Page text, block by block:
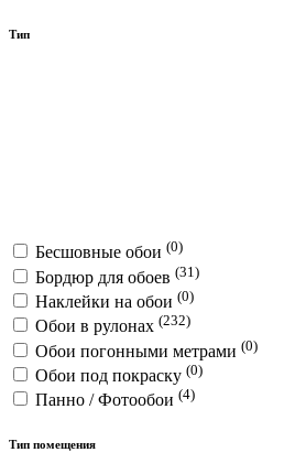
Тип
Бесшовные обои (0)
Бордюр для обоев (31)
Наклейки на обои (0)
Обои в рулонах (232)
Обои погонными метрами (0)
Обои под покраску (0)
Панно / Фотообои (4)
Тип помещения